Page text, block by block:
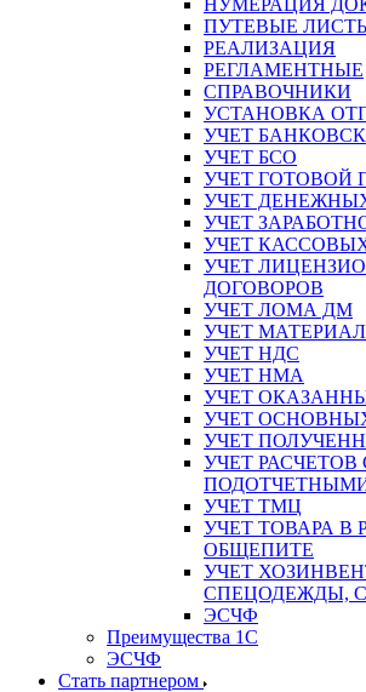
НУМЕРАЦИЯ
ПУТЕВЫЕ
РЕАЛИЗАЦИЯ
РЕГЛАМЕНТНЫЕ
СПРАВОЧНИКИ
УСТАНОВКА
УЧЕТ
УЧЕТ БСО
УЧЕТ ГОТОВОЙ
УЧЕТ
УЧЕТ
УЧЕТ
УЧЕТ
ДОГОВОРОВ
УЧЕТ ЛОМА ДМ
УЧЕТ
УЧЕТ НДС
УЧЕТ НМА
УЧЕТ
УЧЕТ
УЧЕТ
УЧЕТ РАСЧЕТОВ
УЧЕТ ТМЦ
УЧЕТ ТОВАРА В
ОБЩЕПИТЕ
УЧЕТ
СПЕЦОДЕЖДЫ,
ЭСЧФ
Преимущества 1С
ЭСЧФ
Стать партнером